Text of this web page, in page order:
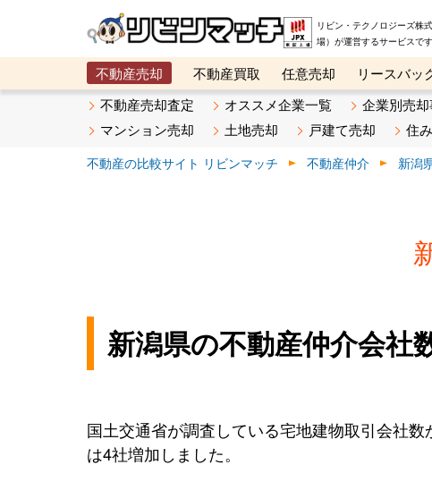
リビン・テクノロジーズ株
場）が運営するサービス
不動産売却 不動産買取 任意売却 リースバッ
メタ住宅展示場
ベスト不動産カンパニー オンライ
不動産売却査定 オススメ企業一覧 企業別売
マンション売却
土地売却 戸建て売却 住
不動産の比較サイト リビンマッチ 不動産仲介 新潟
新潟県の不動産仲介会社
国土交通省が調査している宅地建物取引会社
は4社増加しました。